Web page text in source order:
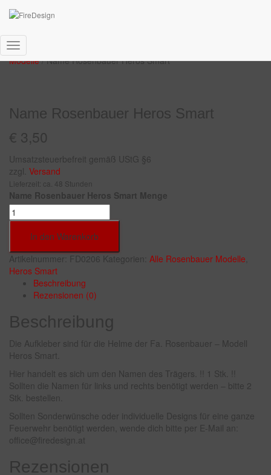
Navigation
umschalten
Start
Modelle/ Name Rosenbauer Heros Smart
Name Rosenbauer Heros Smart
€ 3,50
Umsatzsteuerbefreit gemäß UStG §6
zzgl. Versand
Lieferzeit: ca. 48 Stunden
Name Rosenbauer Heros Smart Menge
In den Warenkorb
Artikelnummer: FD0206 Kategorien: Alle Rosenbauer Modelle
Heros Smart
Beschreibung
Rezensionen (0)
Beschreibung
Die Aufkleber sind für die Helme der Fa. Rosenbauer – Modell
Heros Smart.
Hier handelt es sich um den Namen des Trägers. !! 1 Stk. !!
Sollten die Namen für links und rechts benötigt werden – bitte 2
Stk. bestellen.
Sollten Sonderwünsche oder individuelle Designs für eine ganze
Feuerwehr benötigt werden, wende dich bitte per E-Mail an:
office@firedesign.at
Rezensionen